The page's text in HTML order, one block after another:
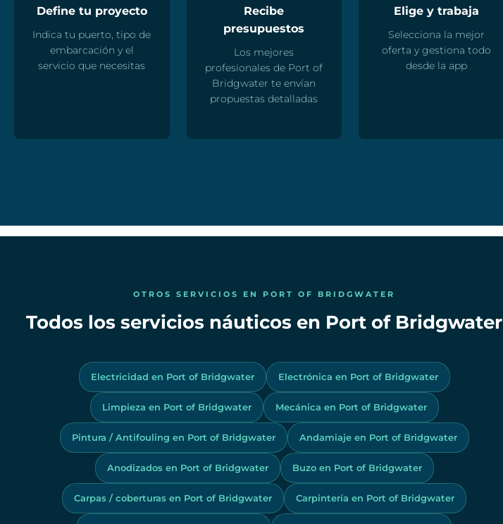
Define tu proyecto
Indica tu puerto, tipo de
embarcación y el
servicio que necesitas
Recibe
presupuestos
Los mejores
profesionales de Port of
Bridgwater te envían
propuestas detalladas
Elige y trabaja
Selecciona la mejor
oferta y gestiona todo
desde la app
OTROS SERVICIOS EN PORT OF BRIDGWATER
Todos los servicios náuticos en Port of Bridgwater
Electricidad en Port of Bridgwater Electrónica en Port of Bridgwater
Limpieza en Port of Bridgwater Mecánica en Port of Bridgwater
Pintura / Antifouling en Port of Bridgwater Andamiaje en Port of Bridgwater
Anodizados en Port of Bridgwater Buzo en Port of Bridgwater
Carpas / coberturas en Port of Bridgwater Carpintería en Port of Bridgwater